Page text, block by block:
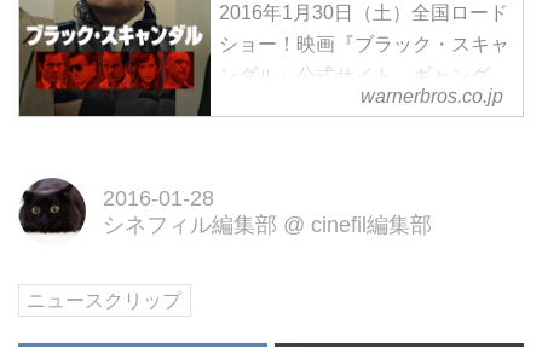
2016年1月30日（土）全国ロード
ショー！映画『ブラック・スキャ
ンダル』公式サイト。ギャング、
FBI、政治家が手を組んだ、アメ
ョニー・デップがキャリア史上最
warnerbros.co.jp
2016-01-28
シネフィル編集部 @ cinefil編集部
ニュースクリップ